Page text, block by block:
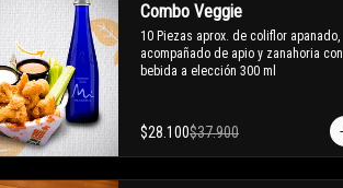
Combo Veggie
10 Piezas aprox. de coliflor apanado,
acompañado de apio y zanahoria con
bebida a elección 300 ml
$28.100$37.900